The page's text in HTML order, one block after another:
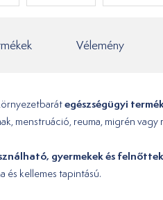
Vélemény
egészségügyi
menstruáció, reuma, migrén
gyermekek és
és kellemes tapintású.